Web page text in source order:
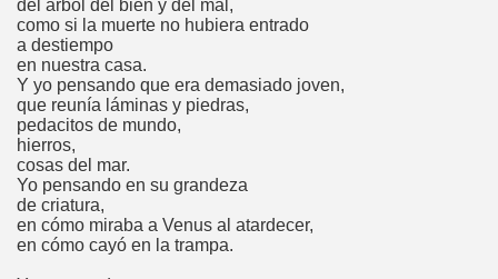
del árbol del bien y del mal,
como si la muerte no hubiera entrado
a destiempo
en nuestra casa.
Y yo pensando que era demasiado joven,
que reunía láminas y piedras,
pedacitos de mundo,
hierros,
cosas del mar.
Yo pensando en su grandeza
de criatura,
en cómo miraba a Venus al atardecer,
en cómo cayó en la trampa.